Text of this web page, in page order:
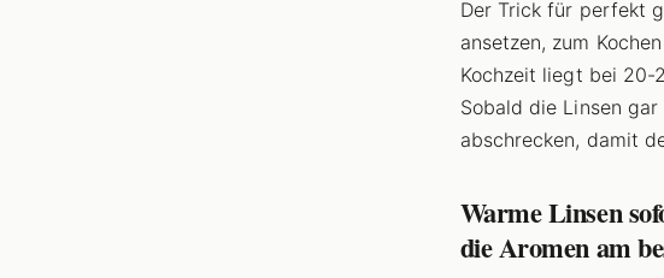
Der Trick für perfekt
ansetzen, zum
Kochzeit liegt bei 20-
Sobald die Linsen
abschrecken, damit
Warme Linsen
die Aromen am